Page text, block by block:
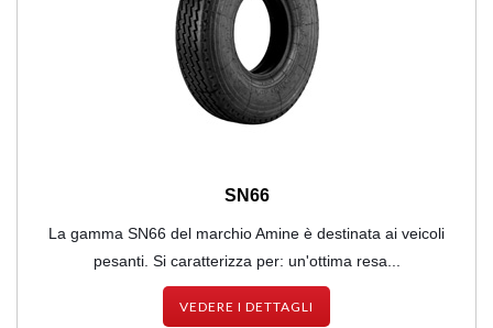
SN66
La gamma SN66 del marchio Amine è destinata ai veicoli
pesanti. Si caratterizza per: un'ottima resa...
VEDERE I DETTAGLI